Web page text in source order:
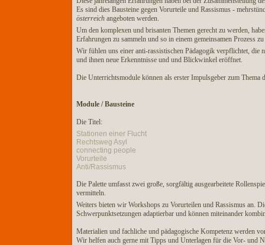
Es sind dies Bausteine gegen Vorurteile und Rassismus -
österreichangeboten werden.
Um den komplexen und brisanten Themen gerecht zu werden,
Erfahrungen zu sammeln und so in einem gemeinsamen Prozess
Wir fühlen uns einer anti-rassistischen Pädagogik verpflichtet, die
und ihnen neue Erkenntnisse und und Blickwinkel eröffnet.
Die Unterrichtsmodule können als erster Impulsgeber zum Thema
Module / Bausteine
Die Titel:
Stationen einer Flucht
Rechtsweg Asyl
connecting people
Vorurteile
Anti/Rassismus
Die Palette umfasst zwei große, sorgfältig ausgearbeitete
vermitteln.
Weiters bieten wir Workshops zu Vorurteilen und Rassismus an.
Schwerpunktsetzungen adaptierbar und können miteinander
Materialien und fachliche und pädagogische Kompetenz werden
Wir helfen auch gerne mit Tipps und Unterlagen für die Vor- und